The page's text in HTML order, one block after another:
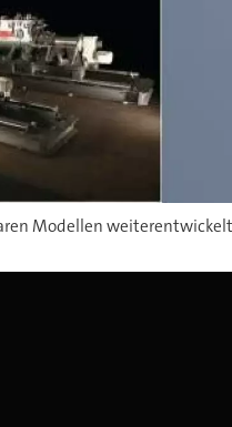
Modellen